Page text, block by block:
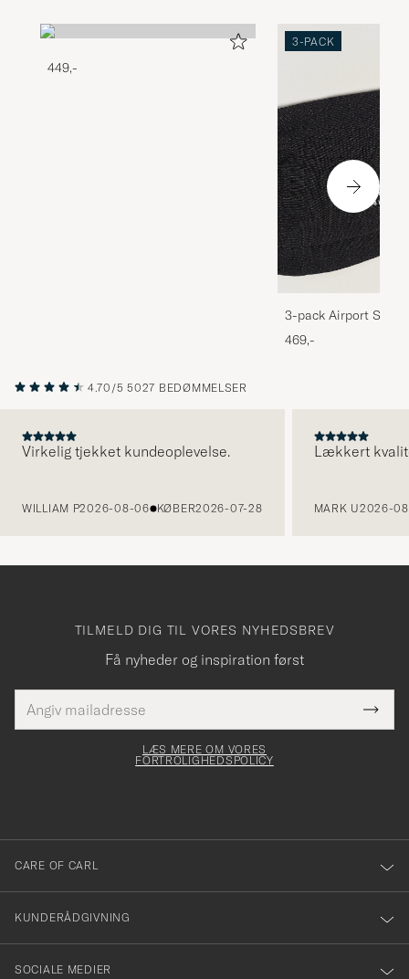
449,-
3-PACK
3-pack Airport
Melange
469,-
4.70/5 5027 BEDØMMELSER
Virkelig tjekket kundeoplevelse.
WILLIAM P2026-08-06 KØBER2026-07-28
Lækkert
MARK U2026-
TILMELD DIG TIL VORES NYHEDSBREV
Få nyheder og inspiration først
mailadresse
skal
Tack
för
dig
till
vårt
nyhetsbrev!
LÆS MERE OM VORES
FORTROLIGHEDSPOLICY
CARE OF CARL
KUNDERÅDGIVNING
SOCIALE MEDIER